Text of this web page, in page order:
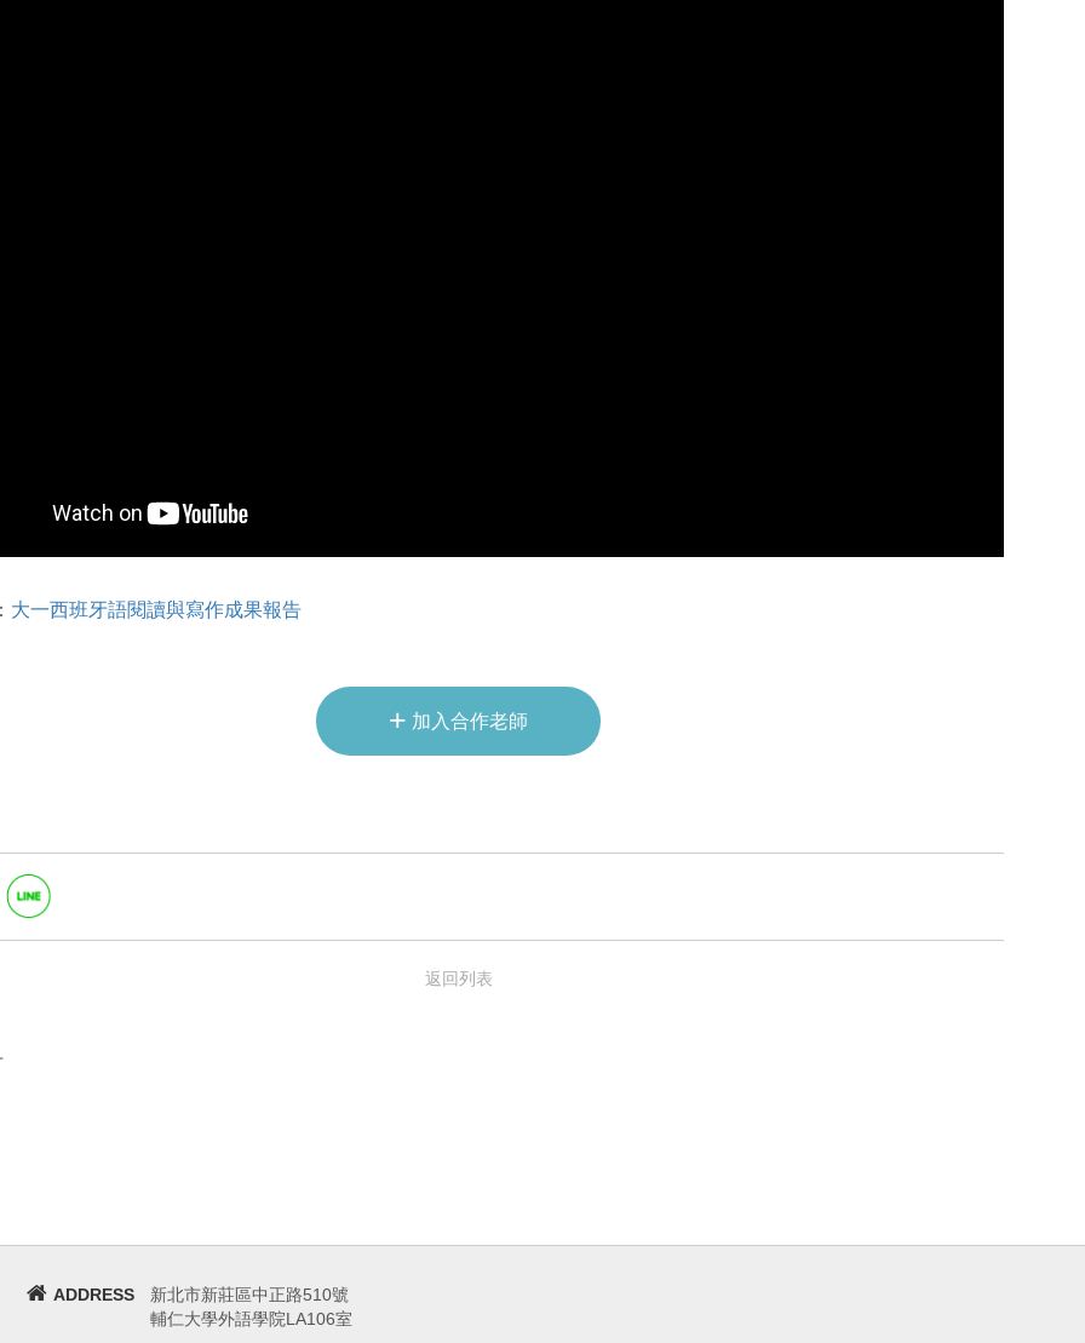
大一西班牙語閱讀與寫作成果報告
+ 加入合作老師
返回列表
ADDRESS
新北市新莊區中正路510號
輔仁大學外語學院LA106室